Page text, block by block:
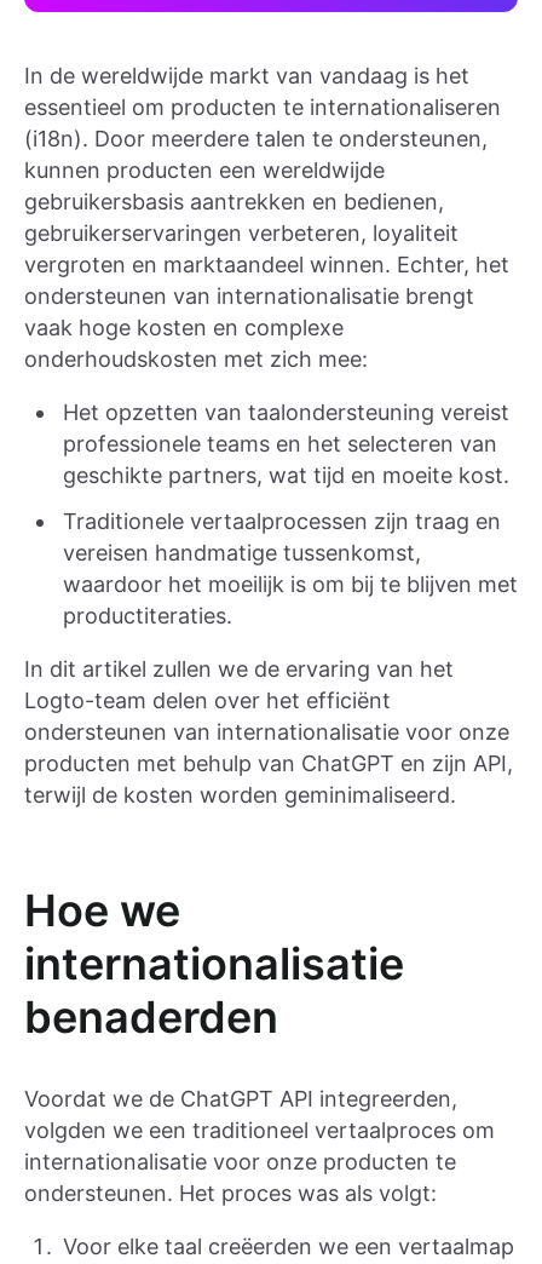
In de wereldwijde markt van vandaag is het
essentieel om producten te internationaliseren
(i18n). Door meerdere talen te ondersteunen,
kunnen producten een wereldwijde
gebruikersbasis aantrekken en bedienen,
gebruikerservaringen verbeteren, loyaliteit
vergroten en marktaandeel winnen. Echter, het
ondersteunen van internationalisatie brengt
vaak hoge kosten en complexe
onderhoudskosten met zich mee:
Het opzetten van taalondersteuning vereist
professionele teams en het selecteren van
geschikte partners, wat tijd en moeite kost.
Traditionele vertaalprocessen zijn traag en
vereisen handmatige tussenkomst,
waardoor het moeilijk is om bij te blijven met
productiteraties.
In dit artikel zullen we de ervaring van het
Logto-team delen over het efficiënt
ondersteunen van internationalisatie voor onze
producten met behulp van ChatGPT en zijn API,
terwijl de kosten worden geminimaliseerd.
Hoe we
internationalisatie
benaderden
Voordat we de ChatGPT API integreerden,
volgden we een traditioneel vertaalproces om
internationalisatie voor onze producten te
ondersteunen. Het proces was als volgt:
Voor elke taal creëerden we een vertaalmap